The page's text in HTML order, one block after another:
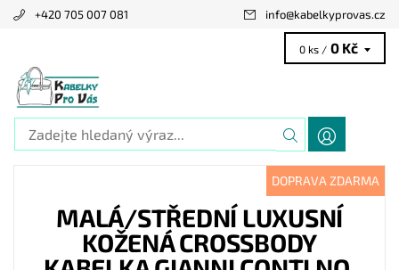
+420 705 007 081 info@kabelkyprovas.cz
0 ks / 0 Kč
DOPRAVA ZDARMA
MALÁ/STŘEDNÍ LUXUSNÍ
KOŽENÁ CROSSBODY